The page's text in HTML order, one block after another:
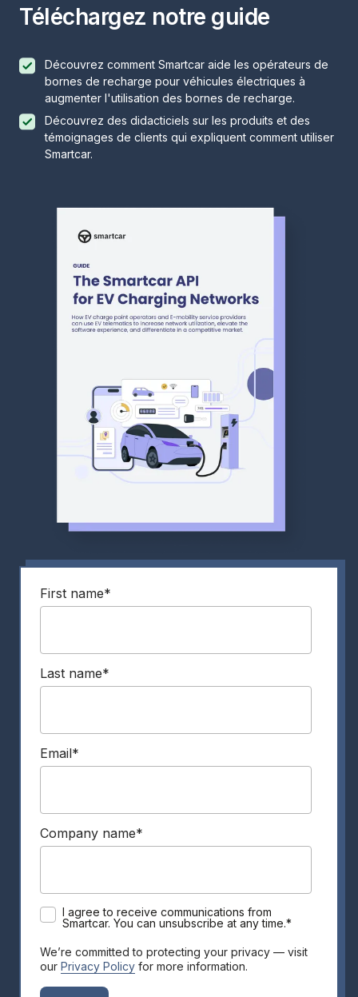
Téléchargez notre guide
Découvrez comment Smartcar aide les opérateurs de
bornes de recharge pour véhicules électriques à
augmenter l'utilisation des bornes de recharge.
Découvrez des didacticiels sur les produits et des
témoignages de clients qui expliquent comment utiliser
Smartcar.
First name*
Last name*
Email*
Company name*
I agree to receive communications from
Smartcar. You can unsubscribe at any time.*
We’re committed to protecting your privacy — visit
our Privacy Policy for more information.